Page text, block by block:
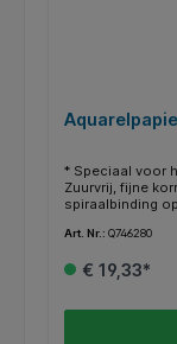
* Speciaal voor
Zuurvrij, fijne
spiraalbinding
Art. Nr.: Q746280
€ 19,33*